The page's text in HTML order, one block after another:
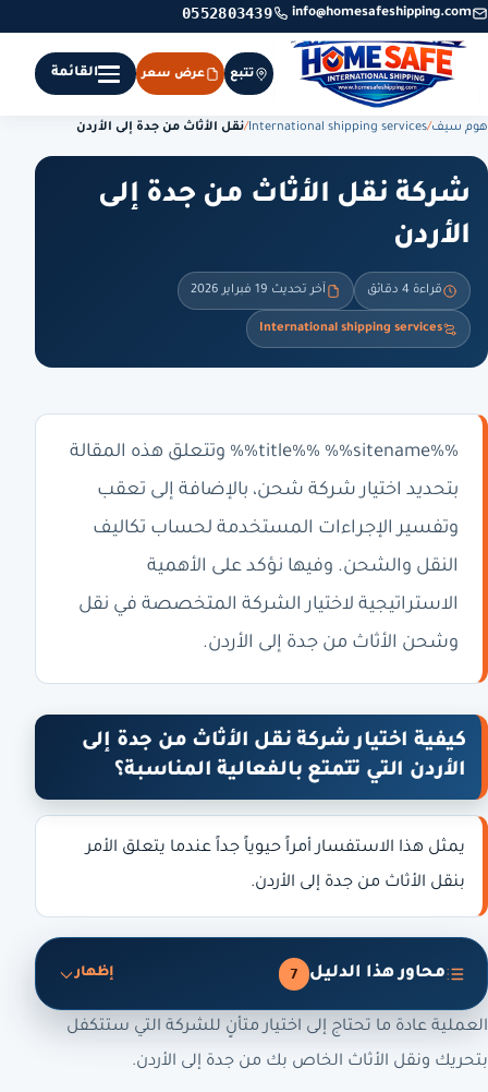
info@homesafeshipping.com
0552803439
تتبع عرض سعر القائمة
هوم سيف/
International shipping services
/نقل الأثاث من جدة إلى الأردن
شركة نقل الأثاث من جدة إلى
الأردن
قراءة 4 دقائق آخر تحديث 19 فبراير 2026
International shipping services
%%title%% %%sitename%% وتتعلق هذه المقالة
بتحديد اختيار شركة شحن، بالإضافة إلى تعقب
وتفسير الإجراءات المستخدمة لحساب تكاليف
النقل والشحن. وفيها نؤكد على الأهمية
الاستراتيجية لاختيار الشركة المتخصصة في نقل
وشحن الأثاث من جدة إلى الأردن.
كيفية اختيار شركة نقل الأثاث من جدة إلى
الأردن التي تتمتع بالفعالية المناسبة؟
يمثل هذا الاستفسار أمراً حيوياً جداً عندما يتعلق الأمر
بنقل الأثاث من جدة إلى الأردن.
محاور هذا الدليل 7 إظهار
العملية عادة ما تحتاج إلى اختيار متأنٍ للشركة التي ستتكفل
بتحريك ونقل الأثاث الخاص بك من جدة إلى الأردن.